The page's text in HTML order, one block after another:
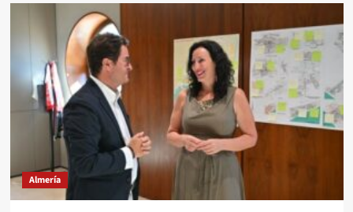
Almería